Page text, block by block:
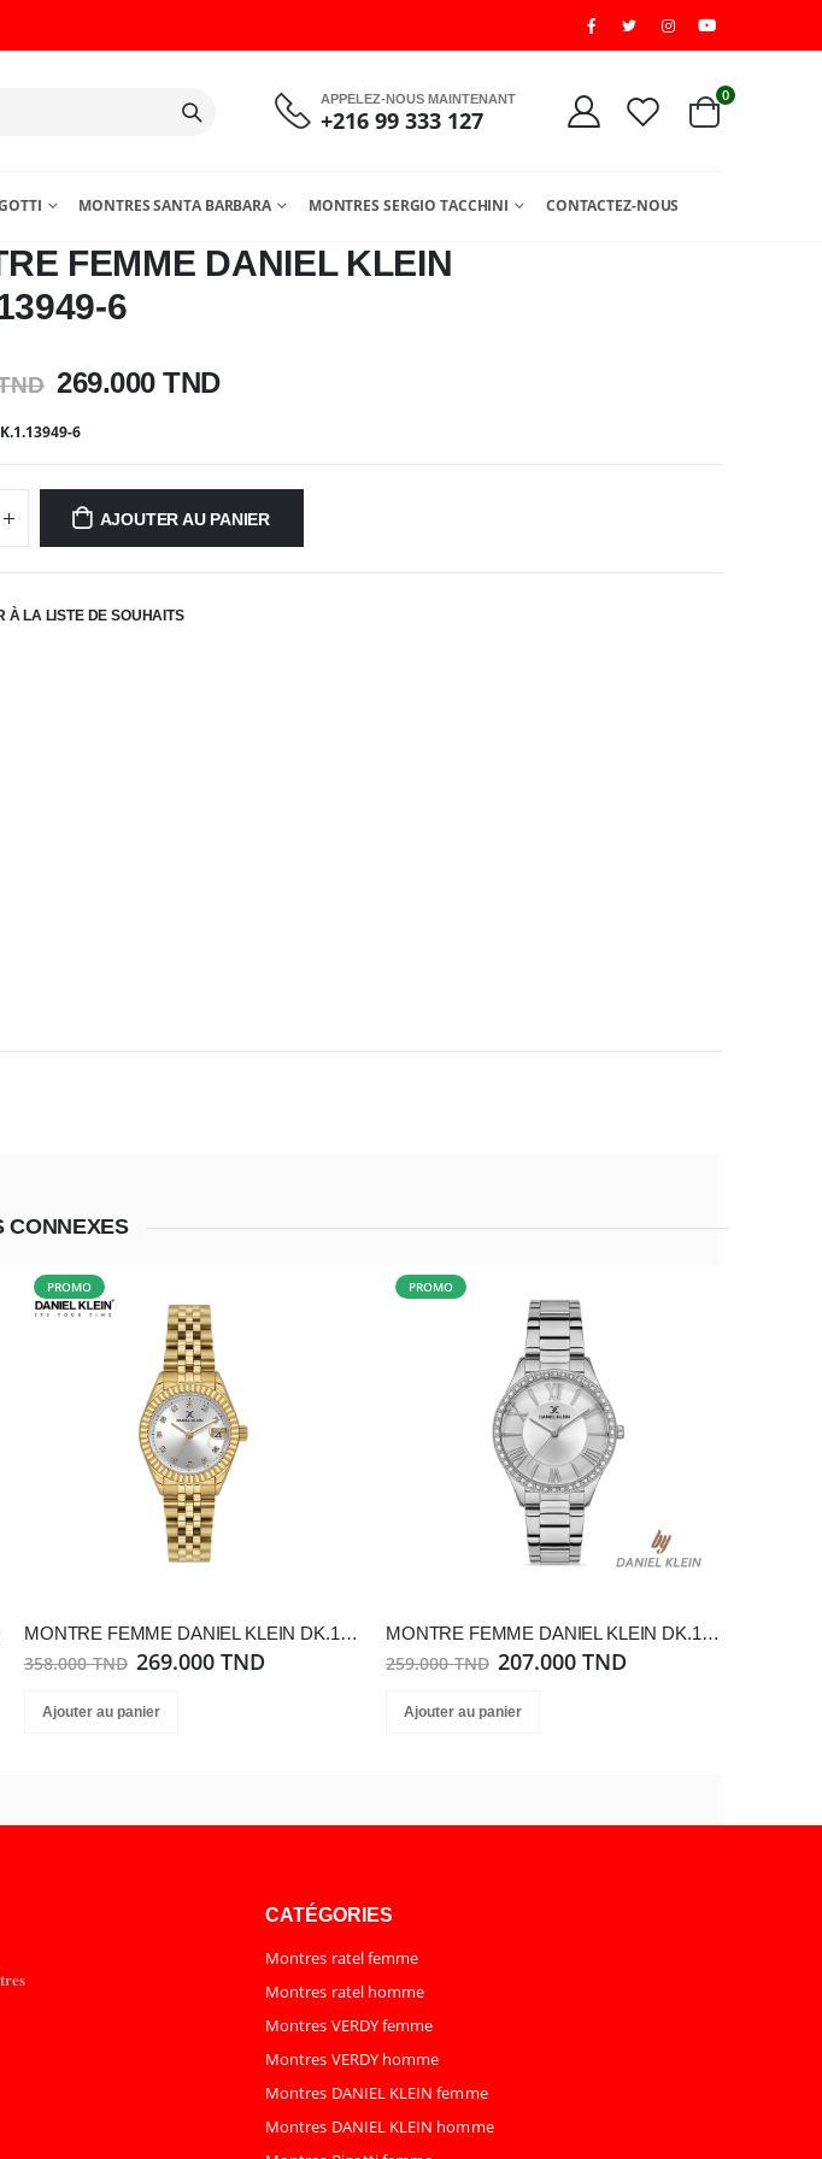
APPELEZ-NOUS MAINTENANT
+216 99 333 127
0
MONTRES SANTA BARBARA MONTRES SERGIO TACCHINI CONTACTEZ-NOUS
FEMME DANIEL KLEIN
6
269.000 TND
6
AJOUTER AU PANIER
À LA LISTE DE SOUHAITS
CONNEXES
PROMO
MONTRE FEMME DANIEL KLEIN DK.1.13969-5
358.000 TND 269.000 TND
Ajouter au panier
PROMO
MONTRE FEMME DANIEL KLEIN DK.1.13228-1
259.000 TND 207.000 TND
Ajouter au panier
CATÉGORIES
Montres ratel femme
Montres ratel homme
Montres VERDY femme
Montres VERDY homme
Montres DANIEL KLEIN femme
Montres DANIEL KLEIN homme